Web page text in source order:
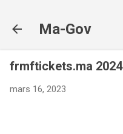
Ma-Gov
frmftickets.ma 2024
mars 16, 2023